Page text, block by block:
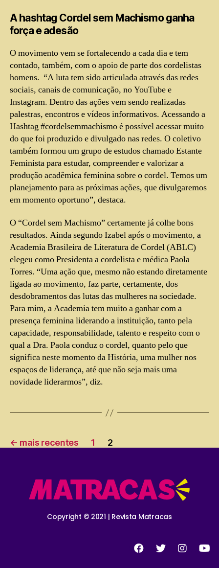
A hashtag Cordel sem Machismo ganha
força e adesão
O movimento vem se fortalecendo a cada dia e tem
contado, também, com o apoio de parte dos cordelistas
homens. “A luta tem sido articulada através das redes
sociais, canais de comunicação, no YouTube e
Instagram. Dentro das ações vem sendo realizadas
palestras, encontros e vídeos informativos. Acessando a
Hashtag #cordelsemmachismo é possível acessar muito
do que foi produzido e divulgado nas redes. O coletivo
também formou um grupo de estudos chamado Estante
Feminista para estudar, compreender e valorizar a
produção acadêmica feminina sobre o cordel. Temos um
planejamento para as próximas ações, que divulgaremos
em momento oportuno”, destaca.
O “Cordel sem Machismo” certamente já colhe bons
resultados. Ainda segundo Izabel após o movimento, a
Academia Brasileira de Literatura de Cordel (ABLC)
elegeu como Presidenta a cordelista e médica Paola
Torres. “Uma ação que, mesmo não estando diretamente
ligada ao movimento, faz parte, certamente, dos
desdobramentos das lutas das mulheres na sociedade.
Para mim, a Academia tem muito a ganhar com a
presença feminina liderando a instituição, tanto pela
capacidade, responsabilidade, talento e respeito com o
qual a Dra. Paola conduz o cordel, quanto pelo que
significa neste momento da História, uma mulher nos
espaços de liderança, até que não seja mais uma
novidade liderarmos”, diz.
← mais recentes 1 2
Copyright © 2021 | Revista Matracas